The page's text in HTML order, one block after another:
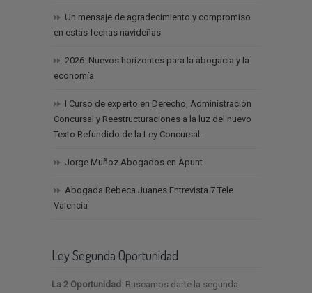
Un mensaje de agradecimiento y compromiso
en estas fechas navideñas
2026: Nuevos horizontes para la abogacía y la
economía
I Curso de experto en Derecho, Administración
Concursal y Reestructuraciones a la luz del nuevo
Texto Refundido de la Ley Concursal.
Jorge Muñoz Abogados en Àpunt
Abogada Rebeca Juanes Entrevista 7 Tele
Valencia
Ley Segunda Oportunidad
La 2 Oportunidad : Buscamos darte la segunda